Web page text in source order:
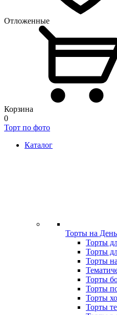
Отложенные
Корзина
0
Торт по фото
Каталог
Торты на
Торты
Торты
Торты
Торты
Торты
Торты
Торты